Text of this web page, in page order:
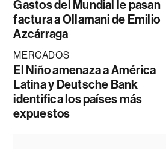
Gastos del Mundial le pasan
factura a Ollamani de Emilio
Azcárraga
MERCADOS
El Niño amenaza a América
Latina y Deutsche Bank
identifica los países más
expuestos